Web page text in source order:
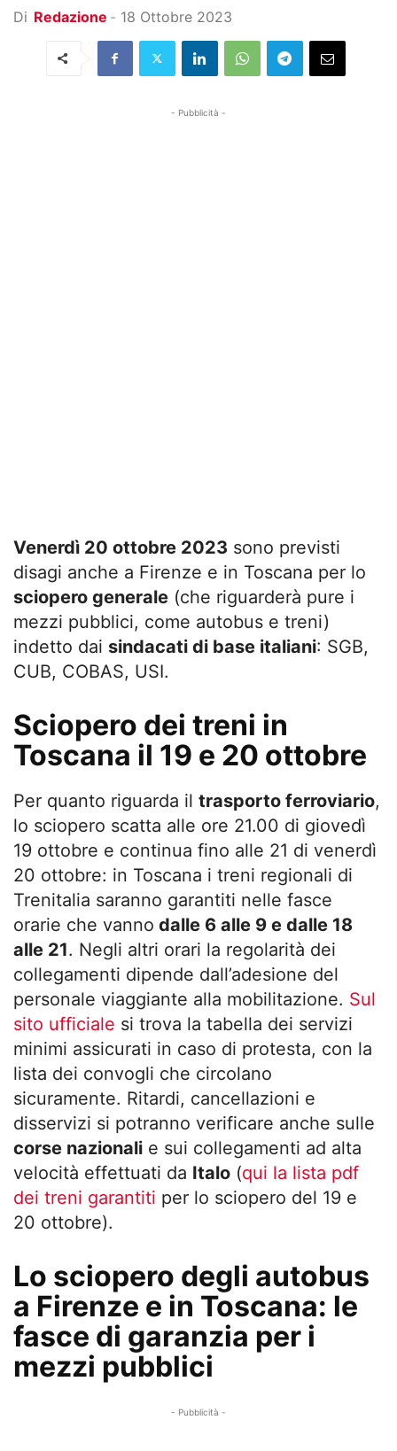
Di Redazione - 18 Ottobre 2023
- Pubblicità -
Venerdì 20 ottobre 2023 sono previsti
disagi anche a Firenze e in Toscana per lo
sciopero generale (che riguarderà pure i
mezzi pubblici, come autobus e treni)
indetto dai sindacati di base italiani: SGB,
CUB, COBAS, USI.
Sciopero dei treni in
Toscana il 19 e 20 ottobre
Per quanto riguarda il trasporto ferroviario,
lo sciopero scatta alle ore 21.00 di giovedì
19 ottobre e continua fino alle 21 di venerdì
20 ottobre: in Toscana i treni regionali di
Trenitalia saranno garantiti nelle fasce
orarie che vanno dalle 6 alle 9 e dalle 18
alle 21. Negli altri orari la regolarità dei
collegamenti dipende dall’adesione del
personale viaggiante alla mobilitazione. Sul
sito ufficiale si trova la tabella dei servizi
minimi assicurati in caso di protesta, con la
lista dei convogli che circolano
sicuramente. Ritardi, cancellazioni e
disservizi si potranno verificare anche sulle
corse nazionali e sui collegamenti ad alta
velocità effettuati da Italo (qui la lista pdf
dei treni garantiti per lo sciopero del 19 e
20 ottobre).
Lo sciopero degli autobus
a Firenze e in Toscana: le
fasce di garanzia per i
mezzi pubblici
- Pubblicità -